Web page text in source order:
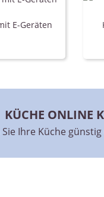
E-Geräten
KÜCHE ONLINE
Sie Ihre Küche
KÜCHE PLANEN
online und lassen